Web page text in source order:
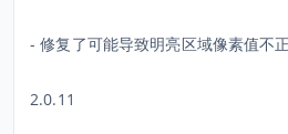
- 修复了可能导致明亮区域像素值不
2.0.11